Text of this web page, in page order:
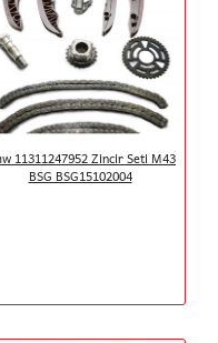
11311247952 Zincir Seti M43
BSG BSG15102004